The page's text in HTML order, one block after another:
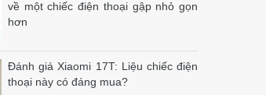
về một chiếc điện thoại gập nhỏ gọn
hơn
Đánh giá Xiaomi 17T: Liệu chiếc điện
thoại này có đáng mua?